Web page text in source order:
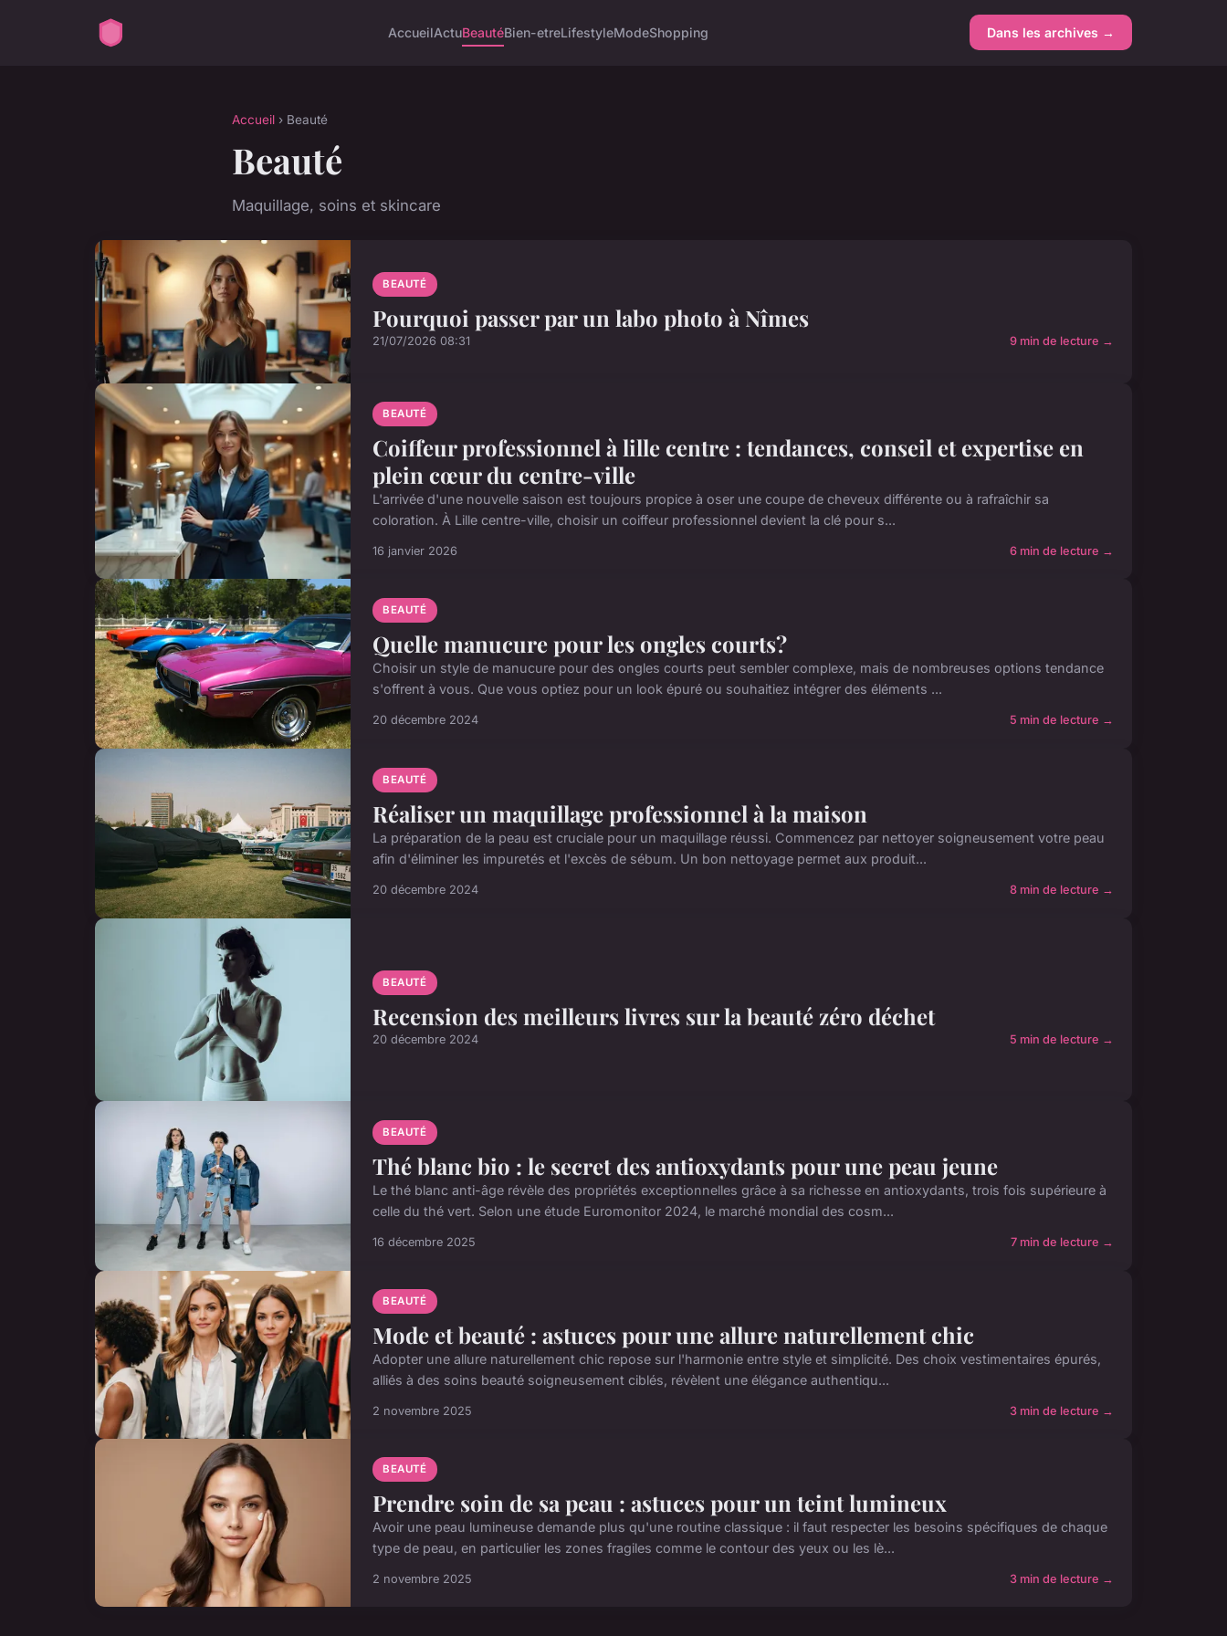
AccueilActuBeautéBien-etreLifestyleModeShopping Dans les archives →
Accueil › Beauté
Beauté
Maquillage, soins et skincare
BEAUTÉ
Pourquoi passer par un labo photo à Nîmes
21/07/2026 08:31 9 min de lecture →
BEAUTÉ
Coiffeur professionnel à lille centre : tendances, conseil et expertise en
plein cœur du centre-ville
L'arrivée d'une nouvelle saison est toujours propice à oser une coupe de cheveux différente ou à rafraîchir sa
coloration. À Lille centre-ville, choisir un coiffeur professionnel devient la clé pour s...
16 janvier 2026 6 min de lecture →
BEAUTÉ
Quelle manucure pour les ongles courts?
Choisir un style de manucure pour des ongles courts peut sembler complexe, mais de nombreuses options tendance
s'offrent à vous. Que vous optiez pour un look épuré ou souhaitiez intégrer des éléments ...
20 décembre 2024 5 min de lecture →
BEAUTÉ
Réaliser un maquillage professionnel à la maison
La préparation de la peau est cruciale pour un maquillage réussi. Commencez par nettoyer soigneusement votre peau
afin d'éliminer les impuretés et l'excès de sébum. Un bon nettoyage permet aux produit...
20 décembre 2024 8 min de lecture →
BEAUTÉ
Recension des meilleurs livres sur la beauté zéro déchet
20 décembre 2024 5 min de lecture →
BEAUTÉ
Thé blanc bio : le secret des antioxydants pour une peau jeune
Le thé blanc anti-âge révèle des propriétés exceptionnelles grâce à sa richesse en antioxydants, trois fois supérieure à
celle du thé vert. Selon une étude Euromonitor 2024, le marché mondial des cosm...
16 décembre 2025 7 min de lecture →
BEAUTÉ
Mode et beauté : astuces pour une allure naturellement chic
Adopter une allure naturellement chic repose sur l'harmonie entre style et simplicité. Des choix vestimentaires épurés,
alliés à des soins beauté soigneusement ciblés, révèlent une élégance authentiqu...
2 novembre 2025 3 min de lecture →
BEAUTÉ
Prendre soin de sa peau : astuces pour un teint lumineux
Avoir une peau lumineuse demande plus qu'une routine classique : il faut respecter les besoins spécifiques de chaque
type de peau, en particulier les zones fragiles comme le contour des yeux ou les lè...
2 novembre 2025 3 min de lecture →